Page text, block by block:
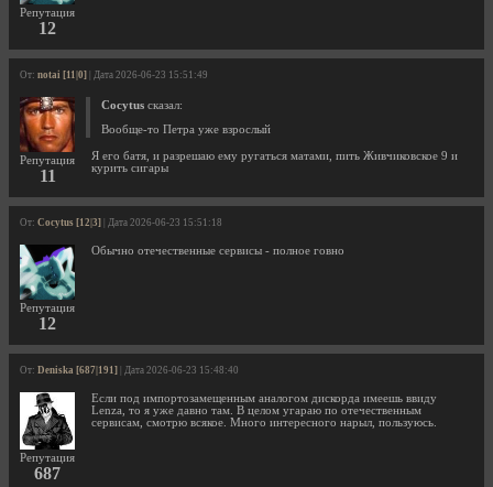
Репутация
12
От: notai [11|0] | Дата 2026-06-23 15:51:49
Репутация
11
Cocytus сказал:
Вообще-то Петра уже взрослый
Я его батя, и разрешаю ему ругаться матами, пить Живчиковское 9 и
курить сигары
От: Cocytus [12|3] | Дата 2026-06-23 15:51:18
Репутация
12
Обычно отечественные сервисы - полное говно
От: Deniska [687|191] | Дата 2026-06-23 15:48:40
Репутация
687
Если под импортозамещенным аналогом дискорда имеешь ввиду
Lenza, то я уже давно там. В целом угараю по отечественным
сервисам, смотрю всякое. Много интересного нарыл, пользуюсь.